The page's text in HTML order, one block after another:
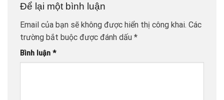
Để lại một bình luận
Email của bạn sẽ không được hiển thị công khai. Các
trường bắt buộc được đánh dấu *
Bình luận *